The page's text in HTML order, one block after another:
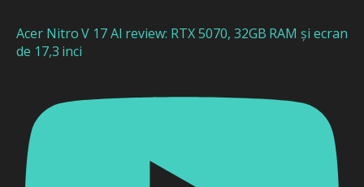
Acer Nitro V 17 AI review: RTX 5070, 32GB RAM și ecran
de 17,3 inci